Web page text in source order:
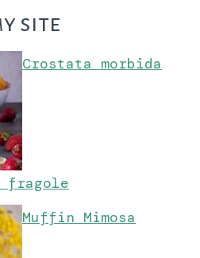
site
Crostata morbida
fragole
Muffin Mimosa